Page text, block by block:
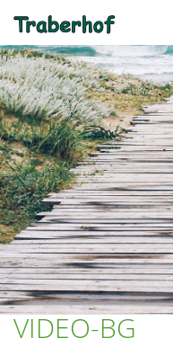
Skip to main content
VIDEO-BG